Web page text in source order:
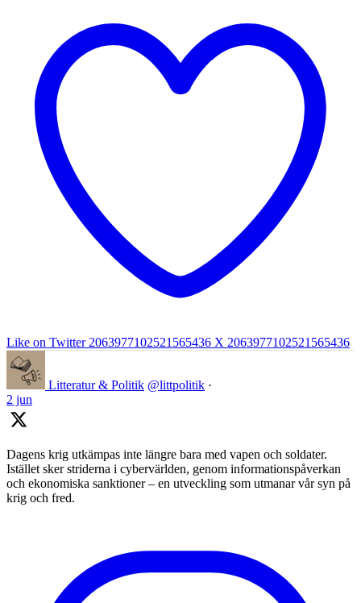
Like on Twitter 2063977102521565436 X 2063977102521565436
Litteratur & Politik @littpolitik ·
2 jun
Dagens krig utkämpas inte längre bara med vapen och soldater.
Istället sker striderna i cybervärlden, genom informationspåverkan
och ekonomiska sanktioner – en utveckling som utmanar vår syn på
krig och fred.